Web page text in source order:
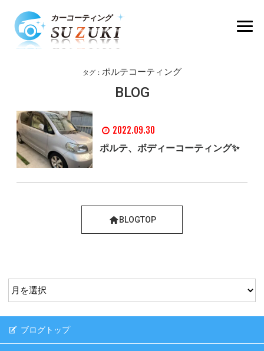
タグ： ポルテコーティング
BLOG
2022.09.30
ポルテ、ボディーコーティング✨
BLOGTOP
ブログトップ